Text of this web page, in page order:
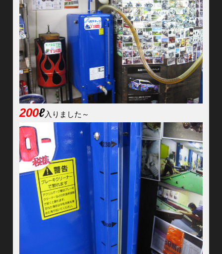
200ℓ入りました～